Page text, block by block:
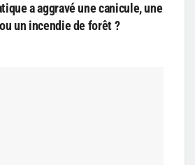
a aggravé une canicule, une
un incendie de forêt ?